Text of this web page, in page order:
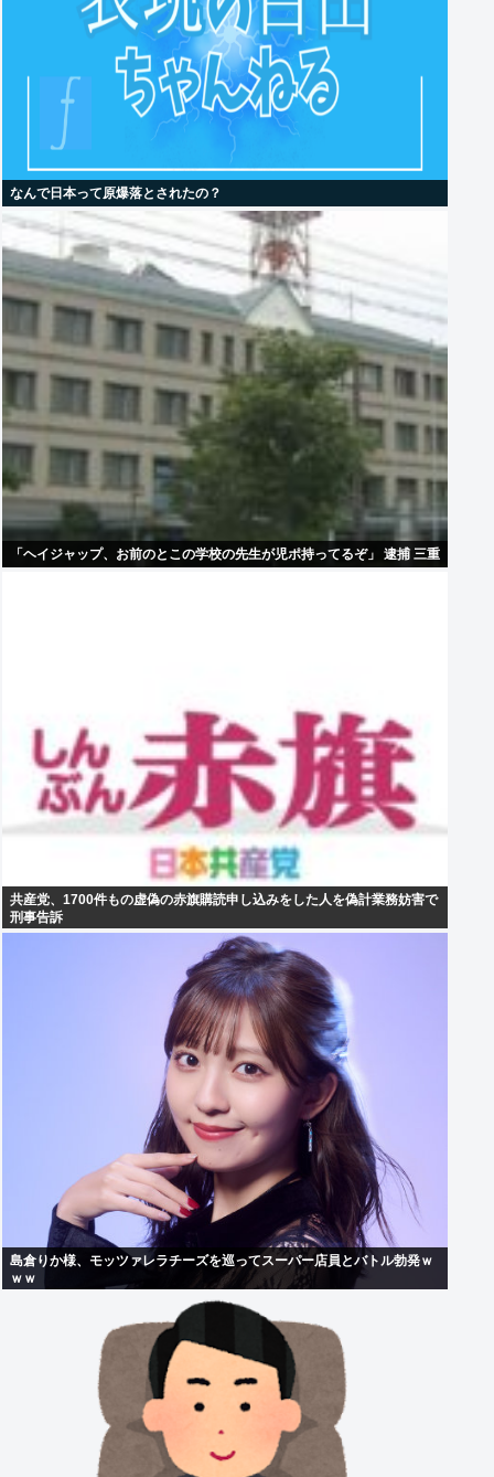
なんで日本って原爆落とされたの？
「ヘイジャップ、お前のとこの学校の先生が児ポ持ってるぞ」 逮捕 三重
共産党、1700件もの虚偽の赤旗購読申し込みをした人を偽計業務妨害で
刑事告訴
島倉りか様、モッツァレラチーズを巡ってスーパー店員とバトル勃発ｗ
ｗｗ